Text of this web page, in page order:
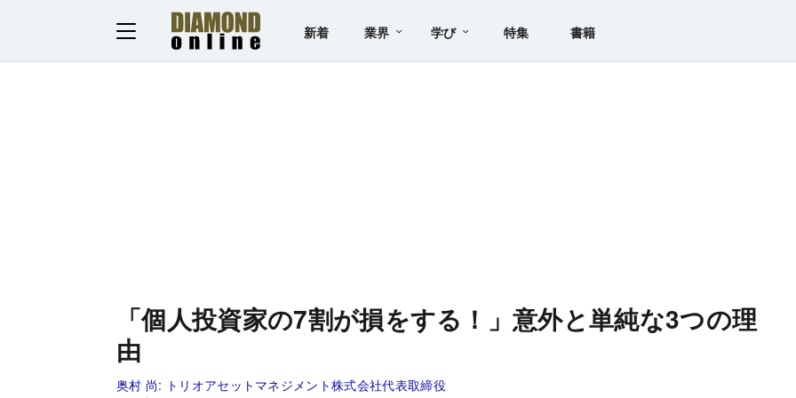
新着 業界 学び 特集 書籍
「個人投資家の7割が損をする！」意外と単純な3つの理
由
奥村 尚: トリオアセットマネジメント株式会社代表取締役